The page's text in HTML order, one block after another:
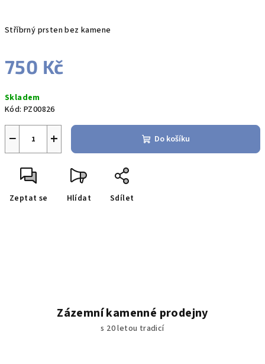
Stříbrný prsten bez kamene
750 Kč
cena:
Skladem
Kód: PZ00826
+
− Do košíku
Zeptat se Hlídat Sdílet
Zázemní kamenné prodejny
s 20 letou tradicí